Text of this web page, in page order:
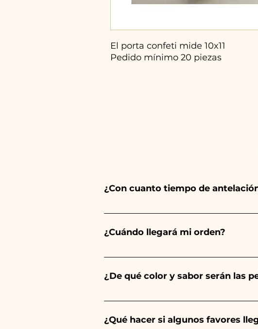
El porta confeti mide 10x11
Pedido mínimo 20 piezas
¿Con cuanto tiempo de
Ceramiche Ania crea y pinta
tu evento es antes de los horarios
¿Cuándo llegará mi orden?
Se garantiza la recepción del pedido
¿De qué color y sabor serán las
El sabor de las peladillas siempre será
Comunión, Confirmación y Boda será
¿Qué hacer si algunos favores